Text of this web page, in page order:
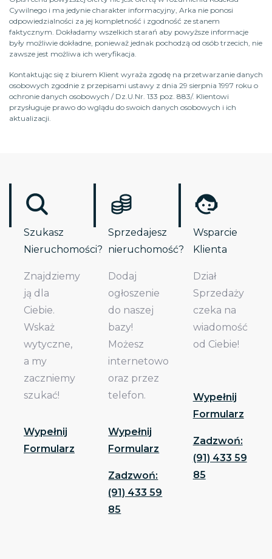
Cywilnego i ma jedynie charakter informacyjny, Arka nie ponosi
odpowiedzialności za jej kompletność i zgodność ze stanem
faktycznym. Dokładamy wszelkich starań aby powyższe informacje
były możliwie dokładne, ponieważ jednak pochodzą od osób trzecich, nie
zawsze jest możliwa ich weryfikacja.
Kontaktując się z biurem Klient wyraża zgodę na przetwarzanie danych
osobowych zgodnie z przepisami ustawy z dnia 29 sierpnia 1997 roku o
ochronie danych osobowych / Dz.U.Nr. 133 poz. 883/. Klientowi
przysługuje prawo do wglądu do swoich danych osobowych i ich
aktualizacji.
Szukasz
Nieruchomości?
Znajdziemy
ją dla
Ciebie.
Wskaż
wytyczne,
a my
zaczniemy
szukać!
Wypełnij
Formularz
Sprzedajesz
nieruchomość?
Dodaj
ogłoszenie
do naszej
bazy!
Możesz
internetowo
oraz przez
telefon.
Wypełnij
Formularz
Zadzwoń:
(91) 433 59
85
Wsparcie
Klienta
Dział
Sprzedaży
czeka na
wiadomość
od Ciebie!
Wypełnij
Formularz
Zadzwoń:
(91) 433 59
85